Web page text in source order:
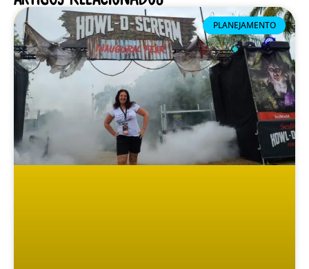
PLANEJAMENTO